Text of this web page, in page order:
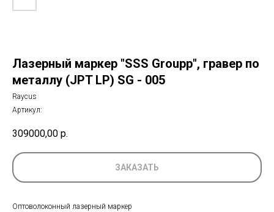
Лазерный маркер "SSS Groupp", гравер по
металлу (JPT LP) SG - 005
Raycus
Артикул:
309000,00 р.
ЗАКАЗАТЬ
Оптоволоконный лазерный маркер